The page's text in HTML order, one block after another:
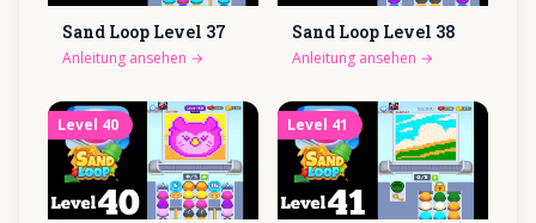
Sand Loop Level 37
Anleitung ansehen →
Sand Loop Level 38
Anleitung ansehen →
Level 40 Level 41